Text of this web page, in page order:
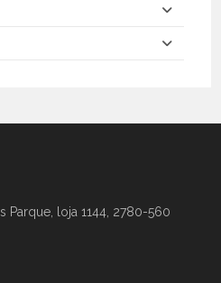
Parque, loja 1144, 2780-560